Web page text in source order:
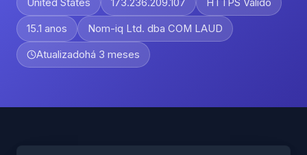
15.1 anos Nom-iq Ltd. dba COM LAUD
Atualizadohá 3 meses